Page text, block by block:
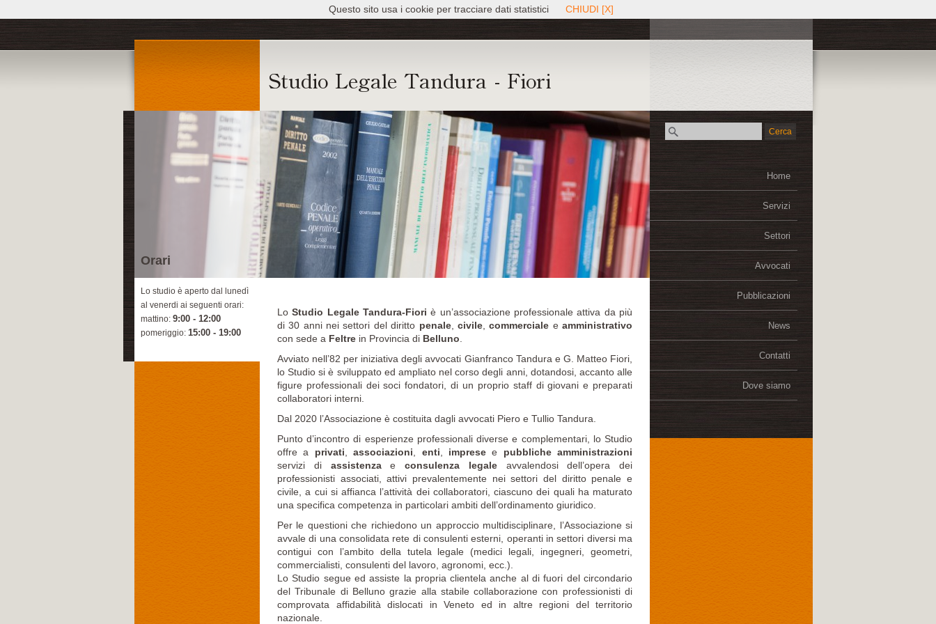
Home
Servizi
Settori
Avvocati
Pubblicazioni
News
Contatti
Dove siamo
LoStudio Legale Tandura-Fiori è un’associazione professionale attiva da più
di 30 anni nei settori del diritto penale, civile,commerciale eamministrativo
con sede a Feltre in Provincia di Belluno
Avviato nell’82 per iniziativa degli avvocati Gianfranco Tandura e G. Matteo Fiori,
lo Studio si è sviluppato ed ampliato nel corso degli anni, dotandosi, accanto alle
figure professionali dei soci fondatori, di un proprio staff di giovani e preparati
collaboratori interni.
Dal 2020 l’Associazione è costituita dagli avvocati Piero e Tullio Tandura.
Punto d’incontro di esperienze professionali diverse e complementari, lo Studio
offre a privati ,associazioni enti impresee pubbliche amministrazioni
servizi di assistenzae consulenza legaleavvalendosi dell’opera dei
professionisti associati, attivi prevalentemente nei settori del diritto penale e
civile, a cui si affianca l’attività dei collaboratori, ciascuno dei quali ha maturato
una specifica competenza in particolari ambiti dell’ordinamento giuridico.
Per le questioni che richiedono un approccio multidisciplinare, l’Associazione si
avvale di una consolidata rete di consulenti esterni, operanti in settori diversi ma
contigui con l’ambito della tutela legale (medici legali, ingegneri, geometri,
commercialisti, consulenti del lavoro, agronomi, ecc.).
Lo Studio segue ed assiste la propria clientela anche al di fuori del circondario
del Tribunale di Belluno grazie alla stabile collaborazione con professionisti di
comprovata affidabilità dislocati in Veneto ed in altre regioni del territorio
nazionale.
Orari
Lo studio è aperto dal lunedì
al venerdi ai seguenti orari:
mattino: 9:00 - 12:00
pomeriggio: 15:00 - 19:00
Questo sito usa i cookie per tracciare dati statistici CHIUDI [X]